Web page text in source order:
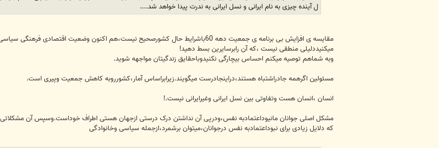
ل آینده چیزی به نام ایرانی و نسل ایرانی به ندرت پیدا خواهد شد....
مقایسه ی افزایش بی برنامه ی جمعیت دهه 60باشرایط حال کشورصحیح نیست،هم اکنون وضعیت
میکنیددلیلی منطقی نیست ،که آن رابرسایرین بسط دهید!
وبه شماهم توصیه میکنم احساس بیچارگی نکنیدوباحقایق زندگیتان مواجهه شوید.
مسئولین اگرهمه جادراشتباه هستند،دراینجادرست میگویند.زیرابراساس آمار،کشورروبه کاهش جمعیت وپیری است.
انسان ،انسان هست وتفاوتی بین نسل ایرانی وغیرایرانی نیست.!
مشکل اصلی جوانان مانیوداعتمادبه نفس،ودرپی آن نداشتن درک درستی ازجهان هستی اطراف خوداست.وسپس آن مشکلاتی
که دلایل زیادی برای نبوداعتمادبه نفس درجوانان،میتوان برشمرد،ازجمله سیاسی وخانوادگی